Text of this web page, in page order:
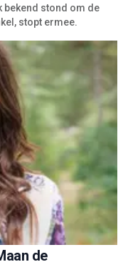
bekend stond om de
stopt ermee.
de